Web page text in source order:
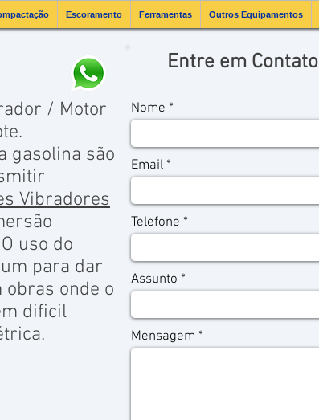
|
Escoramento Ferramentas Outros Equipamentos
Entre em Contato
/ Motor
gasolina são
Vibradores
uso do
para dar
onde o
dificil
Nome
Email
Telefone
Assunto
Mensagem